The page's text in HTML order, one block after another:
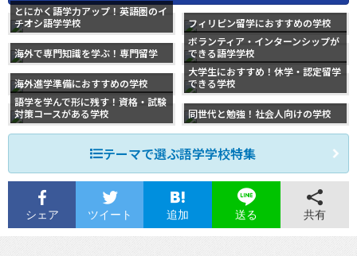
とにかく語学力アップ！英語圏のイ
チオシ語学学校
フィリピン留学におすすめの学校
海外で専門知識を学ぶ！専門留学
ボランティア・インターンシップが
できる語学学校
海外進学準備におすすめの学校
大学生におすすめ！休学・認定留学
できる学校
語学を学んで形に残す！資格・試験
対策コースがある学校
同世代と勉強！社会人向けの学校
テーマで選ぶ語学学校特集
シェア ツイート 追加 送る 共有